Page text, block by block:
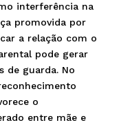
interferência na
promovida por
a relação com o
pode gerar
de guarda. No
o
entre mãe e